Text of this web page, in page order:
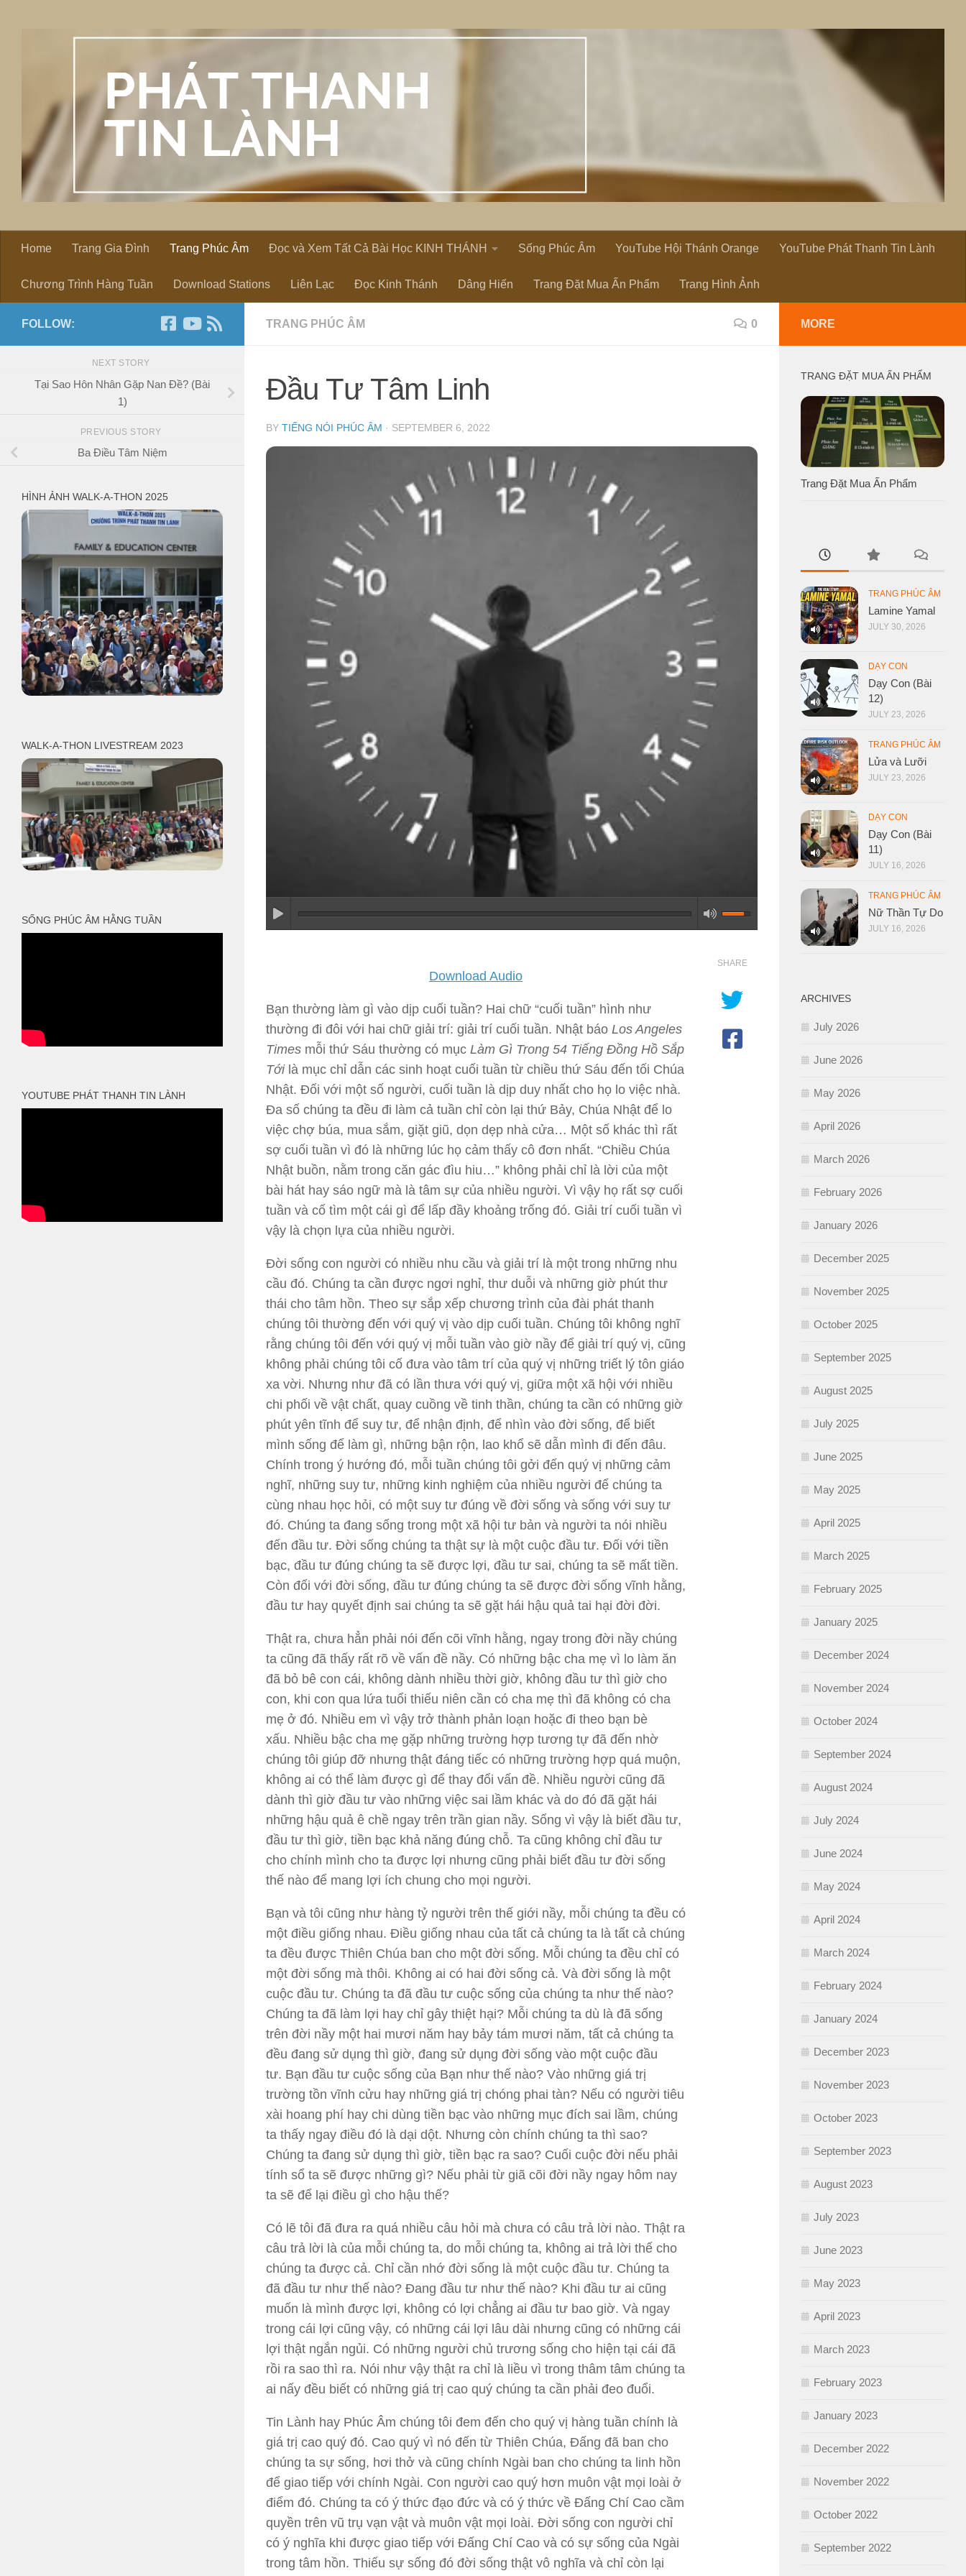
Home Trang Gia Đình Trang Phúc Âm Đọc và Xem Tất Cả Bài Học KINH THÁNH Sống Phúc Âm YouTube Hội Thánh Orange YouTube Phát Thanh Tin Lành
Chương Trình Hàng Tuần Download Stations Liên Lạc Đọc Kinh Thánh Dâng Hiến Trang Đặt Mua Ấn Phẩm Trang Hình Ảnh
TRANG PHÚC ÂM 0
Đầu Tư Tâm Linh
BY TIẾNG NÓI PHÚC ÂM · SEPTEMBER 6, 2022
Download Audio
Bạn thường làm gì vào dịp cuối tuần? Hai chữ “cuối tuần” hình như
thường đi đôi với hai chữ giải trí: giải trí cuối tuần. Nhật báo Los Angeles
Times mỗi thứ Sáu thường có mục Làm Gì Trong 54 Tiếng Đồng Hồ Sắp
Tớilà mục chỉ dẫn các sinh hoạt cuối tuần từ chiều thứ Sáu đến tối Chúa
Nhật. Đối với một số người, cuối tuần là dịp duy nhất cho họ lo việc nhà.
Đa số chúng ta đều đi làm cả tuần chỉ còn lại thứ Bảy, Chúa Nhật để lo
việc chợ búa, mua sắm, giặt giũ, dọn dẹp nhà cửa… Một số khác thì rất
sợ cuối tuần vì đó là những lúc họ cảm thấy cô đơn nhất. “Chiều Chúa
Nhật buồn, nằm trong căn gác đìu hiu…” không phải chỉ là lời của một
bài hát hay sáo ngữ mà là tâm sự của nhiều người. Vì vậy họ rất sợ cuối
tuần và cố tìm một cái gì để lấp đầy khoảng trống đó. Giải trí cuối tuần vì
vậy là chọn lựa của nhiều người.
Đời sống con người có nhiều nhu cầu và giải trí là một trong những nhu
cầu đó. Chúng ta cần được ngơi nghỉ, thư duỗi và những giờ phút thư
thái cho tâm hồn. Theo sự sắp xếp chương trình của đài phát thanh
chúng tôi thường đến với quý vị vào dịp cuối tuần. Chúng tôi không nghĩ
rằng chúng tôi đến với quý vị mỗi tuần vào giờ nầy để giải trí quý vị, cũng
không phải chúng tôi cố đưa vào tâm trí của quý vị những triết lý tôn giáo
xa vời. Nhưng như đã có lần thưa với quý vị, giữa một xã hội với nhiều
chi phối về vật chất, quay cuồng về tinh thần, chúng ta cần có những giờ
phút yên tĩnh để suy tư, để nhận định, để nhìn vào đời sống, để biết
mình sống để làm gì, những bận rộn, lao khổ sẽ dẫn mình đi đến đâu.
Chính trong ý hướng đó, mỗi tuần chúng tôi gởi đến quý vị những cảm
nghĩ, những suy tư, những kinh nghiệm của nhiều người để chúng ta
cùng nhau học hỏi, có một suy tư đúng về đời sống và sống với suy tư
đó. Chúng ta đang sống trong một xã hội tư bản và người ta nói nhiều
đến đầu tư. Đời sống chúng ta thật sự là một cuộc đầu tư. Đối với tiền
bạc, đầu tư đúng chúng ta sẽ được lợi, đầu tư sai, chúng ta sẽ mất tiền.
Còn đối với đời sống, đầu tư đúng chúng ta sẽ được đời sống vĩnh hằng,
đầu tư hay quyết định sai chúng ta sẽ gặt hái hậu quả tai hại đời đời.
Thật ra, chưa hẳn phải nói đến cõi vĩnh hằng, ngay trong đời nầy chúng
ta cũng đã thấy rất rõ về vấn đề nầy. Có những bậc cha mẹ vì lo làm ăn
đã bỏ bê con cái, không dành nhiều thời giờ, không đầu tư thì giờ cho
con, khi con qua lứa tuổi thiếu niên cần có cha mẹ thì đã không có cha
mẹ ở đó. Nhiều em vì vậy trở thành phản loạn hoặc đi theo bạn bè
xấu. Nhiều bậc cha mẹ gặp những trường hợp tương tự đã đến nhờ
chúng tôi giúp đỡ nhưng thật đáng tiếc có những trường hợp quá muộn,
không ai có thể làm được gì để thay đổi vấn đề. Nhiều người cũng đã
dành thì giờ đầu tư vào những việc sai lầm khác và do đó đã gặt hái
những hậu quả ê chề ngay trên trần gian nầy. Sống vì vậy là biết đầu tư,
đầu tư thì giờ, tiền bạc khả năng đúng chỗ. Ta cũng không chỉ đầu tư
cho chính mình cho ta được lợi nhưng cũng phải biết đầu tư đời sống
thế nào để mang lợi ích chung cho mọi người.
Bạn và tôi cũng như hàng tỷ người trên thế giới nầy, mỗi chúng ta đều có
một điều giống nhau. Điều giống nhau của tất cả chúng ta là tất cả chúng
ta đều được Thiên Chúa ban cho một đời sống. Mỗi chúng ta đều chỉ có
một đời sống mà thôi. Không ai có hai đời sống cả. Và đời sống là một
cuộc đầu tư. Chúng ta đã đầu tư cuộc sống của chúng ta như thế nào?
Chúng ta đã làm lợi hay chỉ gây thiệt hại? Mỗi chúng ta dù là đã sống
trên đời nầy một hai mươi năm hay bảy tám mươi năm, tất cả chúng ta
đều đang sử dụng thì giờ, đang sử dụng đời sống vào một cuộc đầu
tư. Bạn đầu tư cuộc sống của Bạn như thế nào? Vào những giá trị
trường tồn vĩnh cửu hay những giá trị chóng phai tàn? Nếu có người tiêu
xài hoang phí hay chi dùng tiền bạc vào những mục đích sai lầm, chúng
ta thấy ngay điều đó là dại dột. Nhưng còn chính chúng ta thì sao?
Chúng ta đang sử dụng thì giờ, tiền bạc ra sao? Cuối cuộc đời nếu phải
tính sổ ta sẽ được những gì? Nếu phải từ giã cõi đời nầy ngay hôm nay
ta sẽ để lại điều gì cho hậu thế?
Có lẽ tôi đã đưa ra quá nhiều câu hỏi mà chưa có câu trả lời nào. Thật ra
câu trả lời là của mỗi chúng ta, do mỗi chúng ta, không ai trả lời thế cho
chúng ta được cả. Chỉ cần nhớ đời sống là một cuộc đầu tư. Chúng ta
đã đầu tư như thế nào? Đang đầu tư như thế nào? Khi đầu tư ai cũng
muốn là mình được lợi, không có lợi chẳng ai đầu tư bao giờ. Và ngay
trong cái lợi cũng vậy, có những cái lợi lâu dài nhưng cũng có những cái
lợi thật ngắn ngủi. Có những người chủ trương sống cho hiện tại cái đã
rồi ra sao thì ra. Nói như vậy thật ra chỉ là liều vì trong thâm tâm chúng ta
ai nấy đều biết có những giá trị cao quý chúng ta cần phải đeo đuổi.
Tin Lành hay Phúc Âm chúng tôi đem đến cho quý vị hàng tuần chính là
giá trị cao quý đó. Cao quý vì nó đến từ Thiên Chúa, Đấng đã ban cho
chúng ta sự sống, hơi thở và cũng chính Ngài ban cho chúng ta linh hồn
để giao tiếp với chính Ngài. Con người cao quý hơn muôn vật mọi loài ở
điểm đó. Chúng ta có ý thức đạo đức và có ý thức về Đấng Chí Cao cầm
quyền trên vũ trụ vạn vật và muôn vật mọi loài. Đời sống con người chỉ
có ý nghĩa khi được giao tiếp với Đấng Chí Cao và có sự sống của Ngài
trong tâm hồn. Thiếu sự sống đó đời sống thật vô nghĩa và chỉ còn lại
SHARE
FOLLOW:
NEXT STORY
Tại Sao Hôn Nhân Gặp Nan Đề? (Bài
1)
PREVIOUS STORY
Ba Điều Tâm Niệm
HÌNH ẢNH WALK-A-THON 2025
WALK-A-THON LIVESTREAM 2023
SỐNG PHÚC ÂM HẰNG TUẦN
YOUTUBE PHÁT THANH TIN LÀNH
MORE
TRANG ĐẶT MUA ẤN PHẨM
Trang Đặt Mua Ấn Phẩm
TRANG PHÚC ÂM
Lamine Yamal
JULY 30, 2026
DẠY CON
Dạy Con (Bài
12)
JULY 23, 2026
TRANG PHÚC ÂM
Lửa và Lưỡi
JULY 23, 2026
DẠY CON
Dạy Con (Bài
11)
JULY 16, 2026
TRANG PHÚC ÂM
Nữ Thần Tự Do
JULY 16, 2026
ARCHIVES
July 2026
June 2026
May 2026
April 2026
March 2026
February 2026
January 2026
December 2025
November 2025
October 2025
September 2025
August 2025
July 2025
June 2025
May 2025
April 2025
March 2025
February 2025
January 2025
December 2024
November 2024
October 2024
September 2024
August 2024
July 2024
June 2024
May 2024
April 2024
March 2024
February 2024
January 2024
December 2023
November 2023
October 2023
September 2023
August 2023
July 2023
June 2023
May 2023
April 2023
March 2023
February 2023
January 2023
December 2022
November 2022
October 2022
September 2022